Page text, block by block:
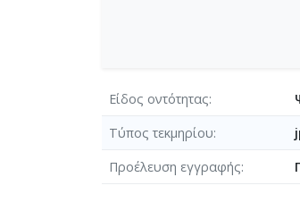
Είδος οντότητας
Τύπος τεκμηρίου
Προέλευση εγγραφής